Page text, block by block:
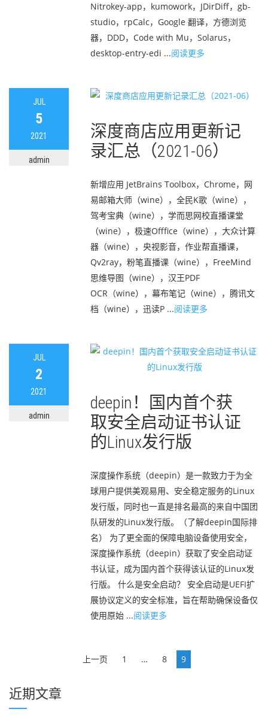
Nitrokey-app，kumowork，JDirDiff，gb-
studio，rpCalc，Google 翻译，方德浏览
器，DDD，Code with Mu，Solarus，
desktop-entry-edi ...阅读更多
JUL
5
2021
admin
深度商店应用更新记
录汇总（2021-06）
新增应用 JetBrains Toolbox，Chrome，网
易邮箱大师（wine），全民K歌（wine），
驾考宝典（wine），学而思网校直播课堂
（wine），极速Offfice（wine），大众计算
器（wine），央视影音，作业帮直播课，
Qv2ray，粉笔直播课（wine），FreeMind
思维导图（wine），汉王PDF
OCR（wine），幕布笔记（wine），腾讯文
档（wine），迅读P ...阅读更多
JUL
2
2021
admin
deepin！国内首个获
取安全启动证书认证
的Linux发行版
深度操作系统（deepin）是一款致力于为全
球用户提供美观易用、安全稳定服务的Linux
发行版，同时也一直是排名最高的来自中国团
队研发的Linux发行版。（了解deepin国际排
名） 为了更全面的保障电脑设备使用安全，
深度操作系统（deepin）获取了安全启动证
书认证，成为国内首个获得该认证的Linux发
行版。 什么是安全启动？ 安全启动是UEFI扩
展协议定义的安全标准，旨在帮助确保设备仅
使用原始 ...阅读更多
航
上一页 1 … 8 9
近期文章